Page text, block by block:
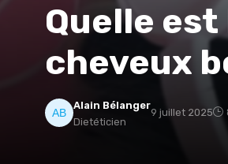
Quelle
cheveux
Alain Bélanger
Dietéticien
9 juillet 2025